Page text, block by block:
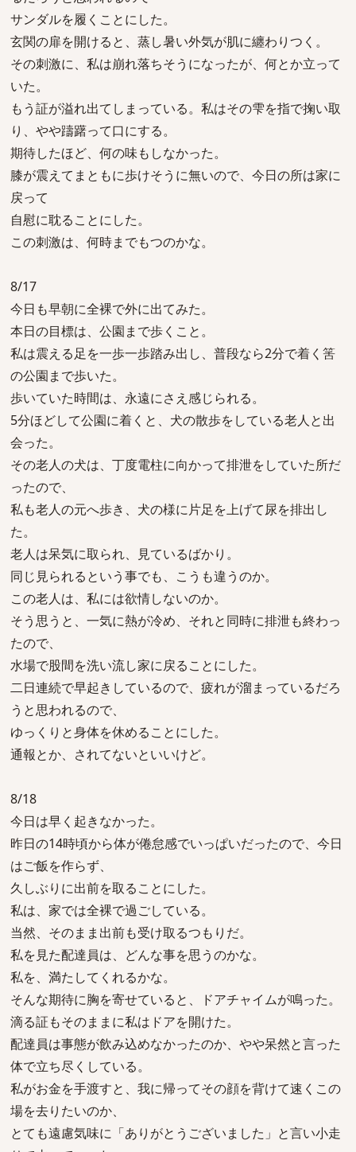
サンダルを履くことにした。
玄関の扉を開けると、蒸し暑い外気が肌に纏わりつく。
その刺激に、私は崩れ落ちそうになったが、何とか立って
いた。
もう証が溢れ出てしまっている。私はその雫を指で掬い取
り、やや躊躇って口にする。
期待したほど、何の味もしなかった。
膝が震えてまともに歩けそうに無いので、今日の所は家に
戻って
自慰に耽ることにした。
この刺激は、何時までもつのかな。
8/17
今日も早朝に全裸で外に出てみた。
本日の目標は、公園まで歩くこと。
私は震える足を一歩一歩踏み出し、普段なら2分で着く筈
の公園まで歩いた。
歩いていた時間は、永遠にさえ感じられる。
5分ほどして公園に着くと、犬の散歩をしている老人と出
会った。
その老人の犬は、丁度電柱に向かって排泄をしていた所だ
ったので、
私も老人の元へ歩き、犬の様に片足を上げて尿を排出し
た。
老人は呆気に取られ、見ているばかり。
同じ見られるという事でも、こうも違うのか。
この老人は、私には欲情しないのか。
そう思うと、一気に熱が冷め、それと同時に排泄も終わっ
たので、
水場で股間を洗い流し家に戻ることにした。
二日連続で早起きしているので、疲れが溜まっているだろ
うと思われるので、
ゆっくりと身体を休めることにした。
通報とか、されてないといいけど。
8/18
今日は早く起きなかった。
昨日の14時頃から体が倦怠感でいっぱいだったので、今日
はご飯を作らず、
久しぶりに出前を取ることにした。
私は、家では全裸で過ごしている。
当然、そのまま出前も受け取るつもりだ。
私を見た配達員は、どんな事を思うのかな。
私を、満たしてくれるかな。
そんな期待に胸を寄せていると、ドアチャイムが鳴った。
滴る証もそのままに私はドアを開けた。
配達員は事態が飲み込めなかったのか、やや呆然と言った
体で立ち尽くしている。
私がお金を手渡すと、我に帰ってその顔を背けて速くこの
場を去りたいのか、
とても遠慮気味に「ありがとうございました」と言い小走